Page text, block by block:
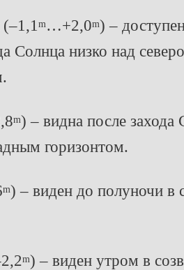
(–1,1m…+2,0m) –
Солнца низко над
m) – видна после захода
горизонтом.
m) – виден до полуночи в
m) – виден утром в